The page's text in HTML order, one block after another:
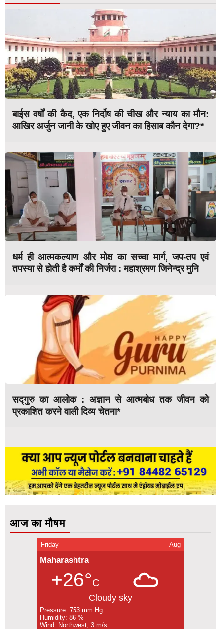
बाईस वर्षों की कैद, एक निर्दोष की चीख और न्याय का मौन:
आखिर अर्जुन जानी के खोए हुए जीवन का हिसाब कौन देगा?*
धर्म ही आत्मकल्याण और मोक्ष का सच्चा मार्ग, जप-तप एवं
तपस्या से होती है कर्मों की निर्जरा : महाश्रमण जिनेन्द्र मुनि
सद्गुरु का आलोक : अज्ञान से आत्मबोध तक जीवन को
प्रकाशित करने वाली दिव्य चेतना*
आज का मौषम
Friday Aug
Maharashtra
+26°C
Cloudy sky
Pressure: 753 mm Hg
Humidity: 86 %
Wind: Northwest, 3 m/s